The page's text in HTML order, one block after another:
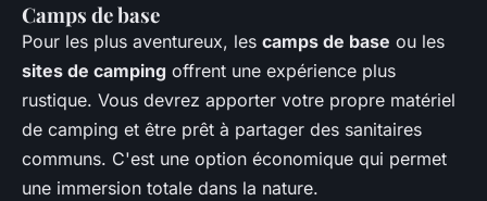
Camps de base
Pour les plus aventureux, les camps de base ou les
sites de camping offrent une expérience plus
rustique. Vous devrez apporter votre propre matériel
de camping et être prêt à partager des sanitaires
communs. C'est une option économique qui permet
une immersion totale dans la nature.